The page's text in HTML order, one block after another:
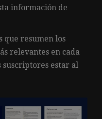
información de
que resumen los
relevantes en cada
estar al